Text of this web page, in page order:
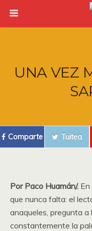
UNA VEZ
Comparte Tuitea
Por Paco Huamán/.
que nunca falta: el
anaqueles, pregunta
constantemente la